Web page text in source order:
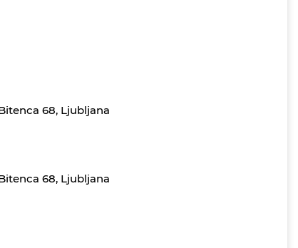
68, Ljubljana
68, Ljubljana